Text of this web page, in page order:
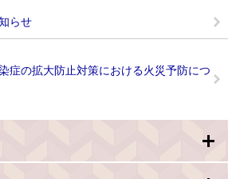
らせ
症の拡大防止対策における火災予防につ